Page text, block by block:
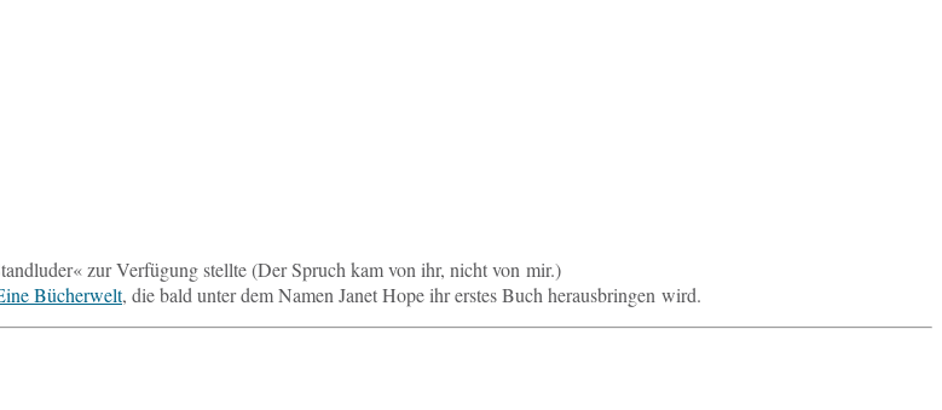
zur Ver­fü­gung stell­te (Der Spruch kam von ihr, nicht von mir.)
Bü­cher­welt, die bald unter dem Namen Janet Hope ihr erstes Buch her­aus­brin­gen wird.